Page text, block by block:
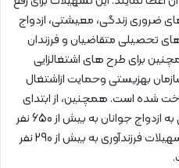
ضروری زندگی، معیشتی، ازدواج
تحصیلی متقاضیان و فرزندان
برای طرح های اشتغالزایی
بهزیستی وحمایت ازاشتغال
شده است. همچنین، از ابتدای
سال 1402 تاکنون تسهیلات پرداختی به ازدواج جوانان به بیش از 650 نفر
با رقمی بالغ بر 1300 میلیارد ريال و تسهیلات فرزندآوری به بیش از 290 نفر